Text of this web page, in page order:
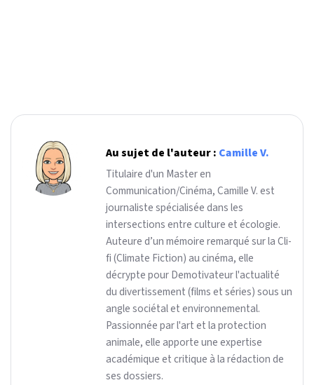
Au sujet de l'auteur : Camille V.
Titulaire d'un Master en
Communication/Cinéma, Camille V. est
journaliste spécialisée dans les
intersections entre culture et écologie.
Auteure d’un mémoire remarqué sur la Cli-
fi (Climate Fiction) au cinéma, elle
décrypte pour Demotivateur l'actualité
du divertissement (films et séries) sous un
angle sociétal et environnemental.
Passionnée par l'art et la protection
animale, elle apporte une expertise
académique et critique à la rédaction de
ses dossiers.